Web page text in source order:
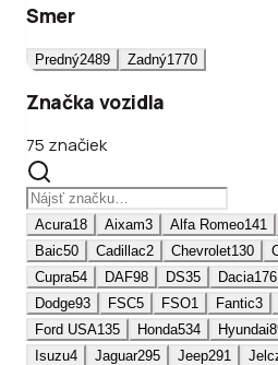
Smer
Predný2489 Zadný1770
Značka vozidla
75 značiek
Acura18 Aixam3 Alfa Romeo141
Baic50 Cadillac2 Chevrolet130
Cupra54 DAF98 DS35 Dacia176
Dodge93 FSC5 FSO1 Fantic3
Ford USA135 Honda534 Hyundai
Isuzu4 Jaguar295 Jeep291